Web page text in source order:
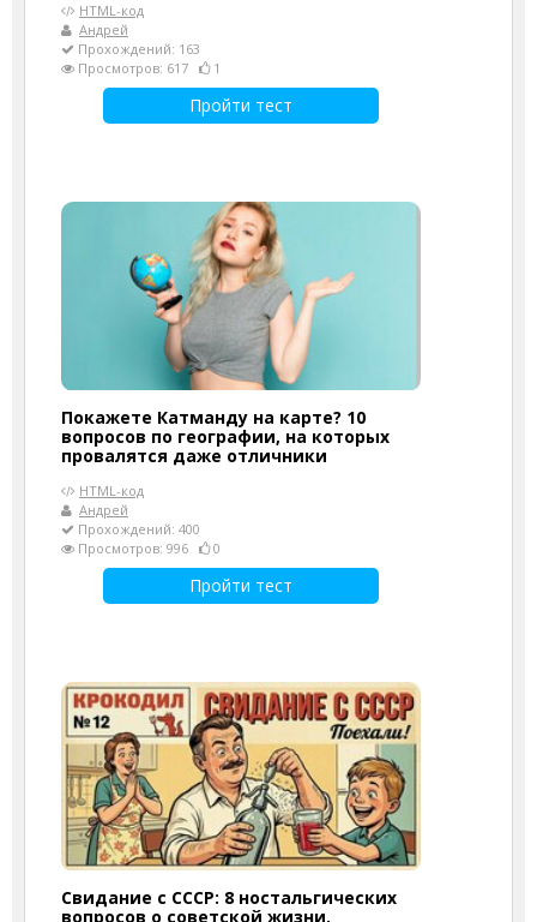
HTML-код
Андрей
Прохождений: 163
Просмотров: 617
1
Пройти тест
Покажете Катманду на карте? 10
вопросов по географии, на которых
провалятся даже отличники
HTML-код
Андрей
Прохождений: 400
Просмотров: 996
0
Пройти тест
Свидание с СССР: 8 ностальгических
вопросов о советской жизни.